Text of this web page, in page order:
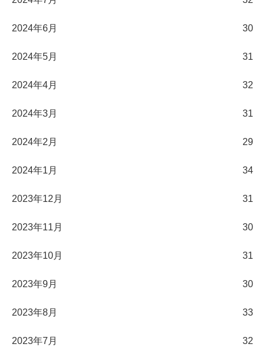
2024年6月 30
2024年5月 31
2024年4月 32
2024年3月 31
2024年2月 29
2024年1月 34
2023年12月 31
2023年11月 30
2023年10月 31
2023年9月 30
2023年8月 33
2023年7月 32